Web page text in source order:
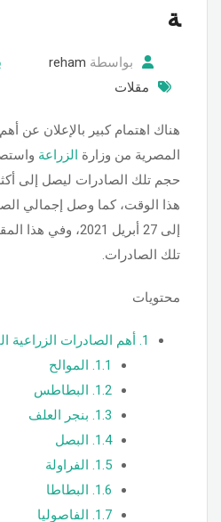
ة
بواسطة reham
مقلات
هناك اهتمام كبير بالإعلان عن
المصرية من وزارة الزراعة
إلى 27 أبريل
تلك الصادرات.
محتويات
1. أهم الصادرات الزراعية
1.1. الموالح
1.2. البطاطس
1.3. بنجر العلف
1.4. البصل
1.5. الفراولة
1.6. البطاطا
1.7. الفاصوليا